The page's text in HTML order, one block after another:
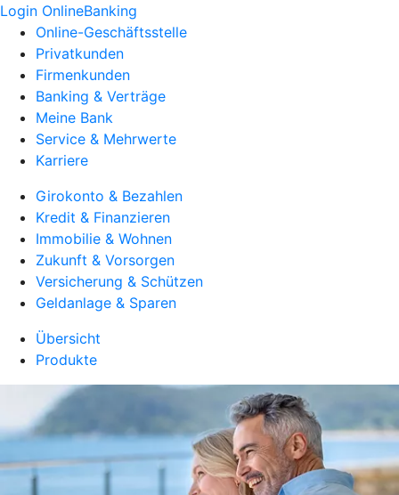
Login OnlineBanking
Online-Geschäftsstelle
Privatkunden
Firmenkunden
Banking & Verträge
Meine Bank
Service & Mehrwerte
Karriere
Girokonto & Bezahlen
Kredit & Finanzieren
Immobilie & Wohnen
Zukunft & Vorsorgen
Versicherung & Schützen
Geldanlage & Sparen
Übersicht
Produkte